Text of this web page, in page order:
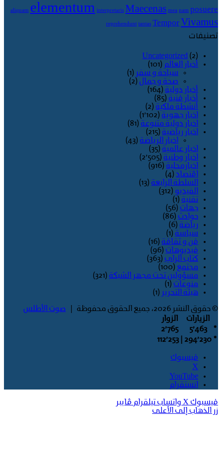
aliquam elementum interpretaris Maecenas mea nam posuere
reprehendunt tantas Tempor Vivamus
تصنيفات
Uncategorized (2)
أخبار العالم (101)
سياحة و سفر (1)
صحة و جمال (2)
أخبار دولية (164)
أخبار فنية (85)
أنشطة ملكية (2)
اخبار جهوية (1٬102)
اخبار دولية متنوعة (81)
اخبار رياضية (215)
اخبار الرياضة (43)
اخبار عالمية (35)
اخبار وطنية (2٬505)
اخبارمحلية (916)
اقتصاد (4)
السلطة الرابعة (13)
الفيديو (312)
تقنية (1)
جهات (56)
حوادث (86)
رياضة (6)
سياسة (1)
فن و ثقافة (16)
فيديوهات (96)
كتاب الراي (363)
مجتمع (100)
مسؤولين تحت مجهر الشبكة (321)
منوعات (1)
هيئة التحرير (1)
© حقوق النشر 2026، جميع الحقوق محفوظة |
صوت الأطلس
الزيارات
الزوار
*
5٬463
2٬765
* 294٬230
فيسبوك
‫X
‫YouTube
انستقرام
فيسبوك‫X واتساب تيلقرام ڤايبر
زر الذهاب إلى الأعلى